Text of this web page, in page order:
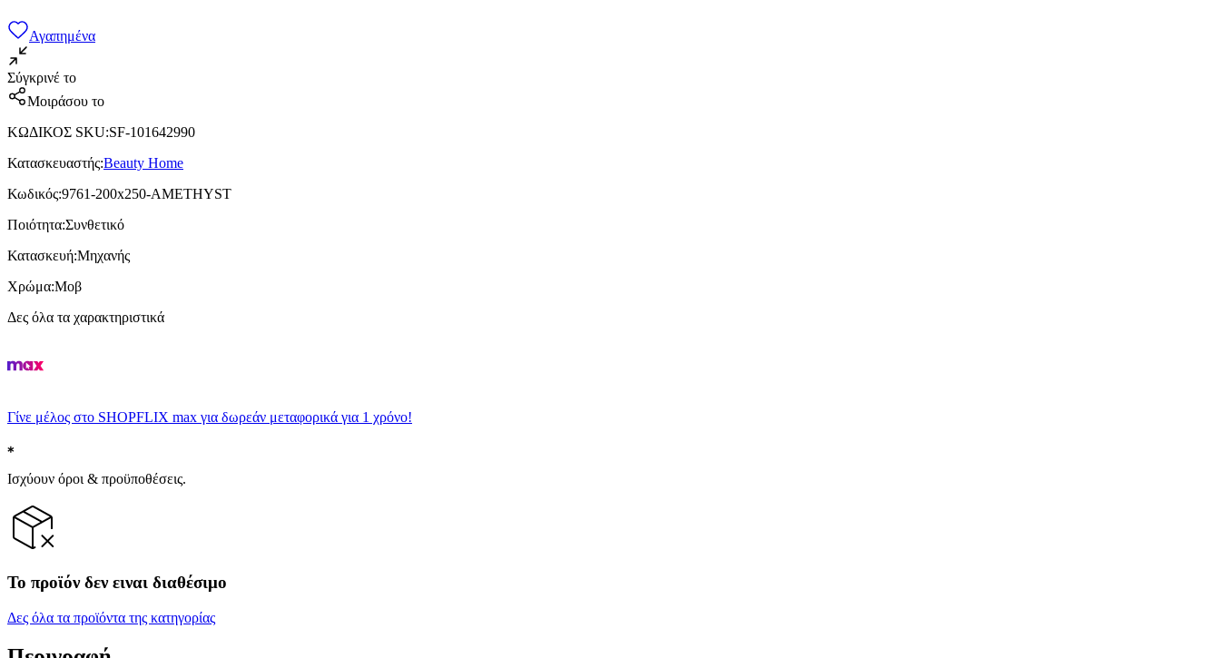
Αγαπημένα
Σύγκρινέ το
Μοιράσου το
ΚΩΔΙΚΟΣ SKU:SF-101642990
Κατασκευαστής:Beauty Home
Κωδικός:9761-200x250-AMETHYST
Ποιότητα:Συνθετικό
Κατασκευή:Μηχανής
Χρώμα:Μοβ
Δες όλα τα χαρακτηριστικά
Γίνε μέλος στο SHOPFLIX max για δωρεάν μεταφορικά για 1 χρόνο!
Ισχύουν όροι & προϋποθέσεις.
Το προϊόν δεν ειναι διαθέσιμο
Δες όλα τα προϊόντα της κατηγορίας